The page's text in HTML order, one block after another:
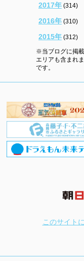
2017年 (314)
2016年 (310)
2015年 (312)
※当ブログに掲
エリアも含まれ
です。
このサイト